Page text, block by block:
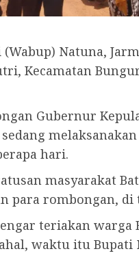
(Wabup) Natuna,
Kecamatan
Gubernur
hari.
masyarakat
para rombongan,
teriakan warga
waktu itu